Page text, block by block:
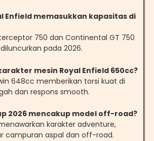
Enfield memasukkan kapasitas di
750 dan Continental GT 750
pada 2026.
mesin Royal Enfield 650cc?
648cc memberikan torsi kuat di
dan respons smooth.
2026 mencakup model off-road?
karakter adventure,
campuran aspal dan off-road.